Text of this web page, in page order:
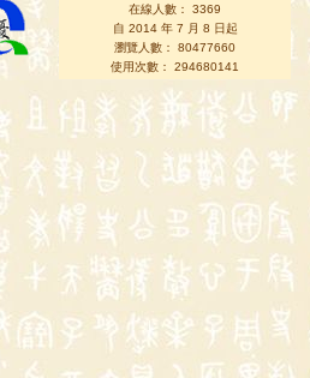
在線人數： 3369
自 2014 年 7 月 8 日起
瀏覽人數： 80477660
使用次數： 294680141